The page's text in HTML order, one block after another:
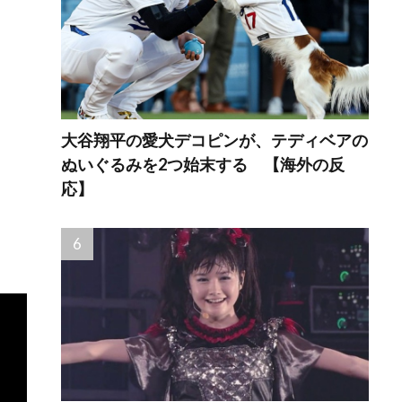
大谷翔平の愛犬デコピンが、テディベアの
ぬいぐるみを2つ始末する 【海外の反
応】